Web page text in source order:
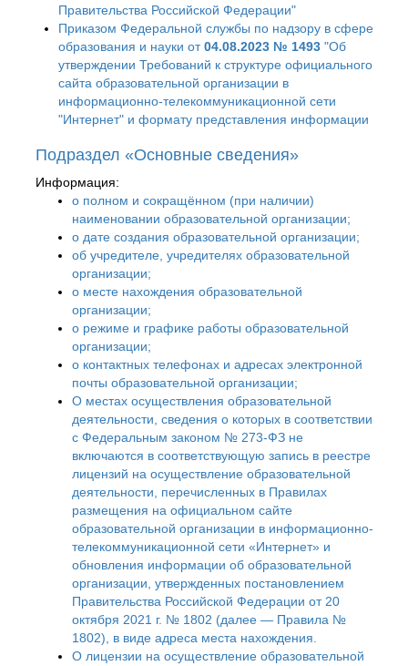
Правительства Российской Федерации"
Приказом Федеральной службы по надзору в сфере
образования и науки от04.08.2023 № 1493 "Об
утверждении Требований к структуре официального
сайта образовательной организации в
информационно-телекоммуникационной сети
"Интернет" и формату представления информации
Подраздел «Основные сведения»
Информация:
о полном и сокращённом (при наличии)
наименовании образовательной организации;
о дате создания образовательной организации;
об учредителе, учредителях образовательной
организации;
о месте нахождения образовательной
организации;
о режиме и графике работы образовательной
организации;
о контактных телефонах и адресах электронной
почты образовательной организации;
О местах осуществления образовательной
деятельности, сведения о которых в соответствии
с Федеральным законом № 273-ФЗ не
включаются в соответствующую запись в реестре
лицензий на осуществление образовательной
деятельности, перечисленных в Правилах
размещения на официальном сайте
образовательной организации в информационно-
телекоммуникационной сети «Интернет» и
обновления информации об образовательной
организации, утвержденных постановлением
Правительства Российской Федерации от 20
октября 2021 г. № 1802 (далее — Правила №
1802), в виде адреса места нахождения.
О лицензии на осуществление образовательной